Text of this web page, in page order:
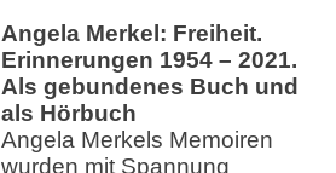
Angela Merkel: Freiheit.
Erinnerungen 1954 – 2021.
Als gebundenes Buch und
als Hörbuch
Angela Merkels Memoiren
wurden mit Spannung